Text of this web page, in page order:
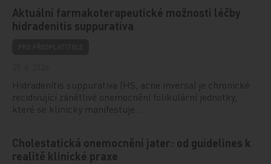
Aktuální farmakoterapeutické možnosti léčby
hidradenitis suppurativa
Hidradenitis suppurativa (HS, acne inversa) je chronické
recidivující zánětlivé onemocnění folikulární jednotky,
které se klinicky manifestuje…
Cholestatická onemocnění jater: od guidelines k
realitě klinické praxe